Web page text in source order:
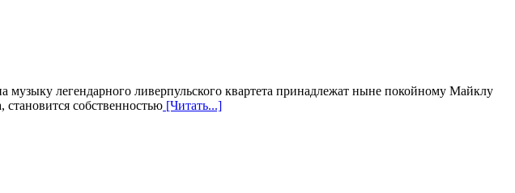
легендарного ливерпульского квартета принадлежат ныне покойному Майклу
собственностью [Читать...]